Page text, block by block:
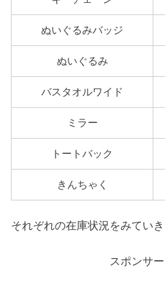
ぬいぐるみバッジ
ぬいぐるみ
バスタオルワイド
ミラー
トートバック
きんちゃく
それぞれの在庫状況をみていき
スポンサ